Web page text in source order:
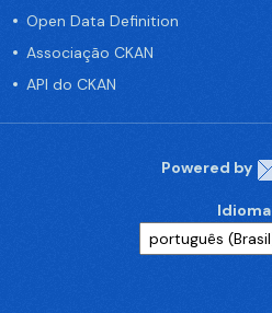
Open Data Definition
Associação CKAN
API do CKAN
Powered by
Idioma